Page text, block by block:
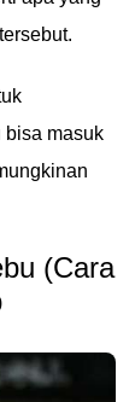
bisa masuk
(Cara